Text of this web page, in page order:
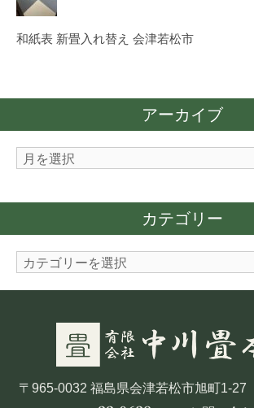
和紙表 新畳入れ替え 会津若松市
アーカイブ
ア
カ
カテゴリー
カ
〒965-0032 福島県会津若松市旭町1-27